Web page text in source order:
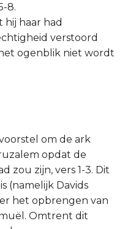
8.
hij haar had
verstoord
ogenblik niet wordt
om de ark
opdat de
zou zijn, vers 1-3. Dit
(namelijk Davids
het opbrengen van
Omtrent dit